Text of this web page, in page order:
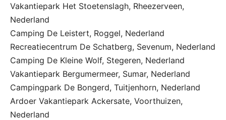
Vakantiepark Het Stoetenslagh, Rheezerveen,
Nederland
Camping De Leistert, Roggel, Nederland
Recreatiecentrum De Schatberg, Sevenum, Nederland
Camping De Kleine Wolf, Stegeren, Nederland
Vakantiepark Bergumermeer, Sumar, Nederland
Campingpark De Bongerd, Tuitjenhorn, Nederland
Ardoer Vakantiepark Ackersate, Voorthuizen,
Nederland